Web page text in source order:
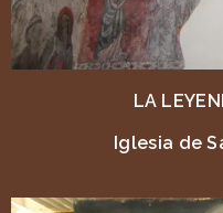
LA
Iglesia de